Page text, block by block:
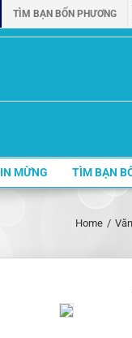
TÌM BẠN BỐN PHƯƠNG
MỪNG TÌM BẠN
Home /